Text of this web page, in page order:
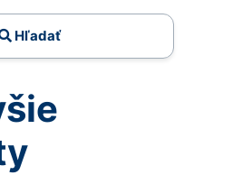
Hľadať